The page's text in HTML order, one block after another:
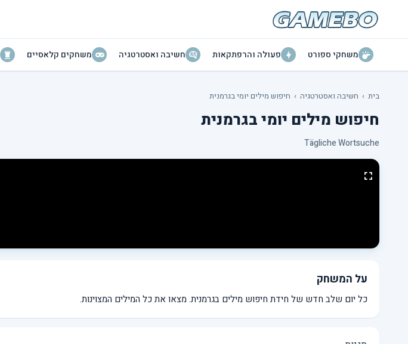
משחקי ספורט פעולה והרפתקאות חשיבה ואסטרטגיה משחקים קלאסיים
בית › חשיבה ואסטרטגיה › חיפוש מילים יומי בגרמנית
חיפוש מילים יומי בגרמנית
Tägliche Wortsuche
על המשחק
כל יום שלב חדש של חידת חיפוש מילים בגרמנית. מצאו את כל המילים המצוינות.